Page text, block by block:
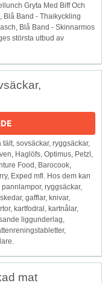
Gryta Med Biff Och
Blå Band - Thaikyckling
Blå Band - Skinnarmos
största utbud av
sovsäckar, ryggsäckar,
Haglöfs, Optimus, Petzl,
Food, Barocook,
Exped mfl. Hos dem kan
ryggsäckar,
gafflar, knivar,
kartfodral, kartnålar,
liggunderlag,
mat